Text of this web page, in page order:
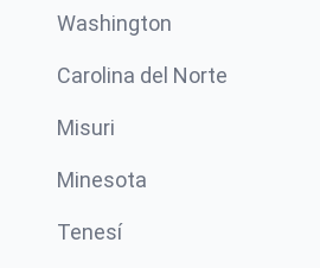
Washington
Carolina del Norte
Misuri
Minesota
Tenesí